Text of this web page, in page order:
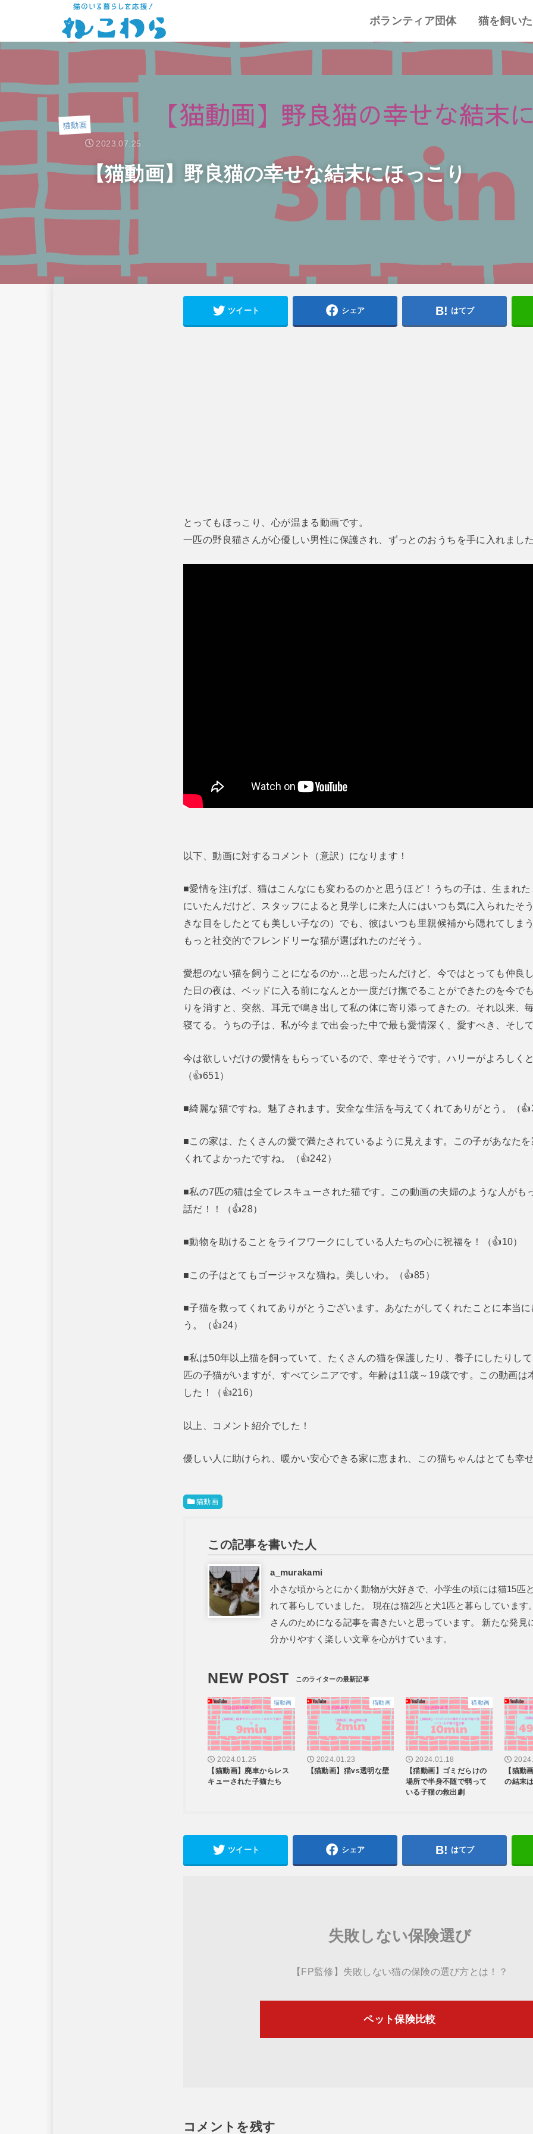
ボランティア団体
譲渡会・里親会
猫カフェ
特集記事
動物愛護・ボランティア
地域別まとめ
猫を飼い
猫の迎え方
猫を飼うと
心がまえ
飼う前の確
猫の里親
色々な猫種
猫動画
2023.07.25
【猫動画】野良猫の幸せな結末にほっこり
ツイート シェア はてブ
とってもほっこり、心が温まる動画です。
一匹の野良猫さんが心優しい男性に保護され、ずっとのおうちを手に入れまし
以下、動画に対するコメント（意訳）になります！
■愛情を注げば、猫はこんなにも変わるのかと思うほど！うちの子は、生まれ
にいたんだけど、スタッフによると見学しに来た人にはいつも気に入られたそ
きな目をしたとても美しい子なの）でも、彼はいつも里親候補から隠れてしま
もっと社交的でフレンドリーな猫が選ばれたのだそう。
愛想のない猫を飼うことになるのか…と思ったんだけど、今ではとっても仲良
た日の夜は、ベッドに入る前になんとか一度だけ撫でることができたのを今で
りを消すと、突然、耳元で鳴き出して私の体に寄り添ってきたの。それ以来、
寝てる。うちの子は、私が今まで出会った中で最も愛情深く、愛すべき、そし
今は欲しいだけの愛情をもらっているので、幸せそうです。ハリーがよろしく
（👍651）
■綺麗な猫ですね。魅了されます。安全な生活を与えてくれてありがとう。（
■この家は、たくさんの愛で満たされているように見えます。この子があなた
くれてよかったですね。（👍242）
■私の7匹の猫は全てレスキューされた猫です。この動画の夫婦のような人がも
話だ！！（👍28）
■動物を助けることをライフワークにしている人たちの心に祝福を！（👍10）
■この子はとてもゴージャスな猫ね。美しいわ。（👍85）
■子猫を救ってくれてありがとうございます。あなたがしてくれたことに本当
う。（👍24）
■私は50年以上猫を飼っていて、たくさんの猫を保護したり、養子にしたりし
匹の子猫がいますが、すべてシニアです。年齢は11歳～19歳です。この動画は
した！（👍216）
以上、コメント紹介でした！
優しい人に助けられ、暖かい安心できる家に恵まれ、この猫ちゃんはとても幸
猫動画
この記事を書いた人
a_murakami
小さな頃からとにかく動物が大好きで、小学生の頃には猫15匹
れて暮らしていました。 現在は猫2匹と犬1匹と暮らしています
さんのためになる記事を書きたいと思っています。 新たな発見
分かりやすく楽しい文章を心がけています。
NEW POST
猫動画
2024.01.25
【猫動画】廃車からレス
キューされた子猫たち
猫動画
2024.01.23
【猫動画】猫vs透明な壁
猫動画
2024.01.18
【猫動画】ゴミだらけの
場所で半身不随で弱って
いる子猫の救出劇
【猫動
の結末
ツイート シェア はてブ
失敗しない保険選び
【FP監修】失敗しない猫の保険の選び方とは！？
ペット保険比較
コメントを残す